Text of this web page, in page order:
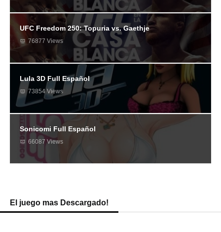
UFC Freedom 250: Topuria vs. Gaethje
76877 Views
Lula 3D Full Español
73854 Views
Sonicomi Full Español
66087 Views
El juego mas Descargado!